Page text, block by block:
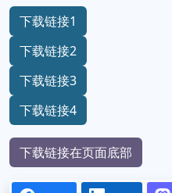
下载链接1
下载链接2
下载链接3
下载链接4
下载链接在页面底部